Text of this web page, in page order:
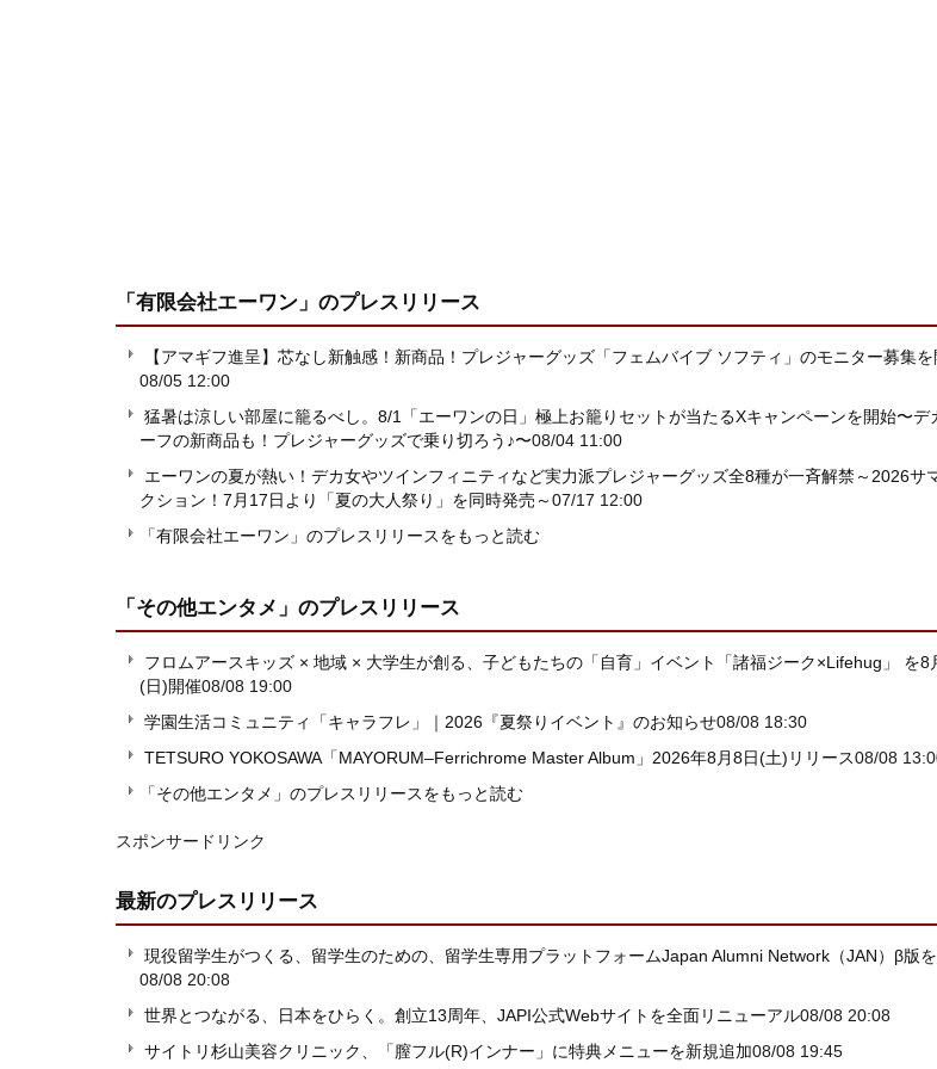
「有限会社エーワン」 のプレスリリース
【アマギフ進呈】芯なし新触感！新商品！プレジャーグッズ「フェムバイブ ソフティ」のモニター募集
08/05 12:00
猛暑は涼しい部屋に籠るべし。8/1「エーワンの⽇」極上お籠りセットが当たるXキャンペーンを開始〜デ
ーフの新商品も！プレジャーグッズで乗り切ろう♪〜08/04 11:00
エーワンの夏が熱い！デカ女やツインフィニティなど実力派プレジャーグッズ全8種が一斉解禁～2026サ
クション！7月17日より「夏の大人祭り」を同時発売～07/17 12:00
「有限会社エーワン」のプレスリリースをもっと読む
「その他エンタメ」 のプレスリリース
フロムアースキッズ × 地域 × 大学生が創る、子どもたちの「自育」イベント「諸福ジーク×Lifehug」 を8
(日)開催08/08 19:00
学園生活コミュニティ「キャラフレ」｜2026『夏祭りイベント』のお知らせ08/08 18:30
TETSURO YOKOSAWA「MAYORUM–Ferrichrome Master Album」2026年8月8日(土)リリース08/08
「その他エンタメ」のプレスリリースをもっと読む
スポンサードリンク
最新のプレスリリース
現役留学生がつくる、留学生のための、留学生専用プラットフォームJapan Alumni Network（JAN）β版
08/08 20:08
世界とつながる、日本をひらく。創立13周年、JAPI公式Webサイトを全面リニューアル08/08 20:08
サイトリ杉山美容クリニック、「膣フル(R)インナー」に特典メニューを新規追加08/08 19:45